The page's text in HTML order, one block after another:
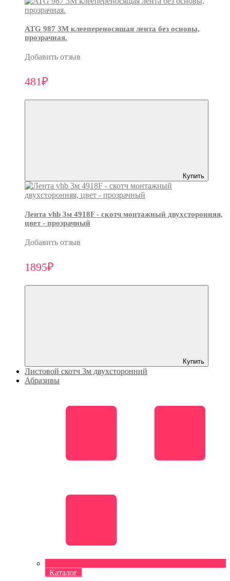
ATG 987 3М клеепереносящая лента без основы,
прозрачная.
Добавить отзыв
481₽
Купить
Лента vhb 3м 4918F - скотч монтажный двухсторонняя,
цвет - прозрачный
Добавить отзыв
1895₽
Купить
Листовой скотч 3м двухсторонний
Абразивы
Каталог